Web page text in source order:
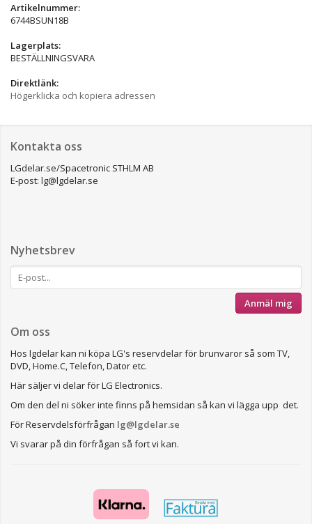
Artikelnummer:
6744BSUN18B
Lagerplats:
BESTÄLLNINGSVARA
Direktlänk:
Högerklicka och kopiera adressen
Kontakta oss
LGdelar.se/Spacetronic STHLM AB
E-post: lg@lgdelar.se
Nyhetsbrev
Anmäl mig
Om oss
Hos lgdelar kan ni köpa LG's reservdelar för brunvaror så som TV,
DVD, Home.C, Telefon, Dator etc.
Här säljer vi delar för LG Electronics.
Om den del ni söker inte finns på hemsidan så kan vi lägga upp det.
För Reservdelsförfrågan lg@lgdelar.se
Vi svarar på din förfrågan så fort vi kan.